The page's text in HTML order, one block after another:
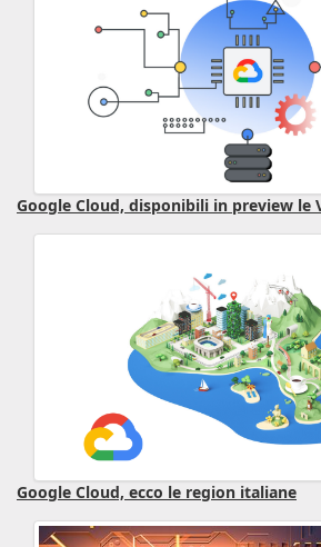
Google Cloud, disponibili in preview le
Google Cloud, ecco le region italiane